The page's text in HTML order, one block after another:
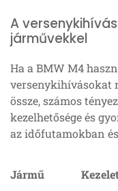
A
járművekkel
Ha a BMW M4
versenykihívásokat
össze, számos
kezelhetősége és
az időfutamokban
Jármű